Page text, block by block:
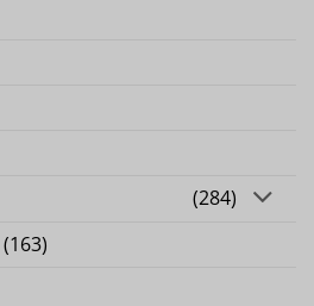
(284)
(163)